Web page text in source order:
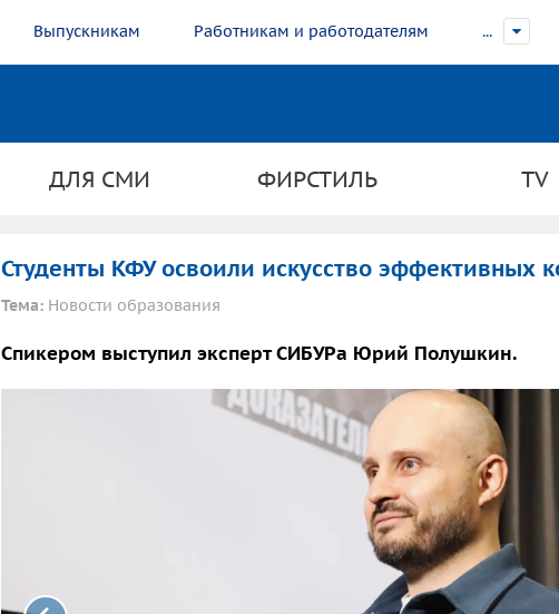
Выпускникам Работникам и работодателям ...
ДЛЯ СМИ ФИРСТИЛЬ TV
Студенты КФУ освоили искусство эффективных
Тема: Новости образования
Спикером выступил эксперт СИБУРа Юрий Полушкин.